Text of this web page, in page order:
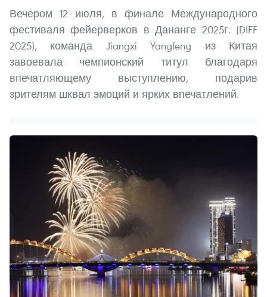
Вечером 12 июля, в финале Международного
фестиваля фейерверков в Дананге 2025г. (DIFF
2025), команда Jiangxi Yangfeng из Китая
завоевала чемпионский титул благодаря
впечатляющему выступлению, подарив
зрителям шквал эмоций и ярких впечатлений.